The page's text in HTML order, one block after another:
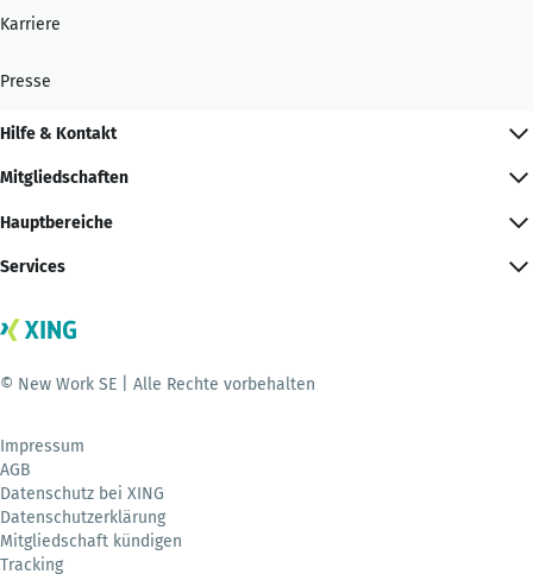
Karriere
Presse
Hilfe & Kontakt
Mitgliedschaften
Hauptbereiche
Services
© New Work SE | Alle Rechte vorbehalten
Impressum
AGB
Datenschutz bei XING
Datenschutzerklärung
Mitgliedschaft kündigen
Tracking